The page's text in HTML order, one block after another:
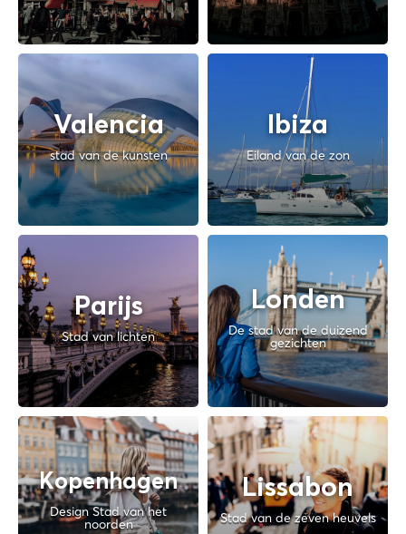
Valencia
stad van de kunsten
Ibiza
Eiland van de zon
Parijs
Stad van lichten
Londen
De stad van de duizend
gezichten
Kopenhagen
Design Stad van het
noorden
Lissabon
Stad van de zeven heuvels